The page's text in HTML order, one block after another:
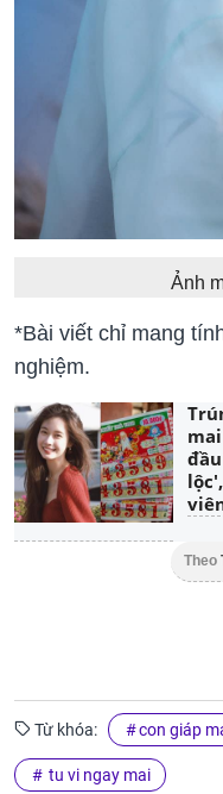
Ảnh
*Bài viết chỉ mang
nghiệm.
Theo
Từ khóa: con giáp
tu vi ngay mai